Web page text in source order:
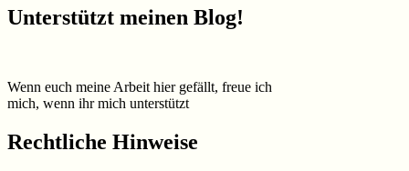
Unterstützt meinen Blog!
Wenn euch meine Arbeit hier gefällt, freue ich
mich, wenn ihr mich unterstützt
Rechtliche Hinweise